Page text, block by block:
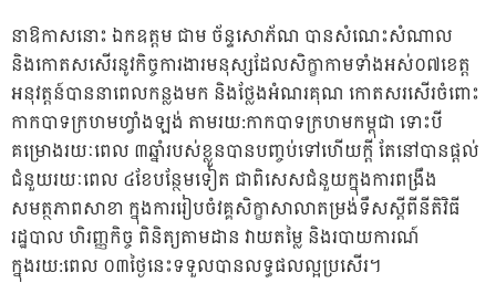
នាឱកាសនោះ ឯកឧត្តម ជាម ច័ន្ទសោភ័ណ បានសំណេះសំណាល
និងកោតសសើរនូវកិច្ចការងារមនុស្សដែលសិក្ខាកាមទាំងអស់០៧ខេត្ត
អនុវត្តន៍បាននាពេលកន្លងមក និងថ្លែងអំណរគុណ កោតសរសើរចំពោះ
កាកបាទក្រហមហ្វាំងឡង់ តាមរយ:កាកបាទក្រហមកម្ពុជា ទោះបី
គម្រោងរយៈពេល ៣ឆ្នាំរបស់ខ្លួនបានបញ្ចប់ទៅហើយក្តី តែនៅបានផ្តល់
ជំនួយរយៈពេល ៤ខែបន្ថែមទៀត ជាពិសេសជំនួយក្នុងការពង្រឹង
សមត្ថភាពសាខា ក្នុងការរៀបចំវគ្គសិក្ខាសាលាតម្រង់ទឹសស្តីពីនីតិវិធី
រដ្ឋបាល ហិរញ្ញកិច្ច ពិនិត្យតាមដាន វាយតម្លៃ និងរបាយការណ៍
ក្នុងរយ:ពេល ០៣ថ្ងៃនេះទទួលបានលទ្ធផលល្អប្រសើរ។